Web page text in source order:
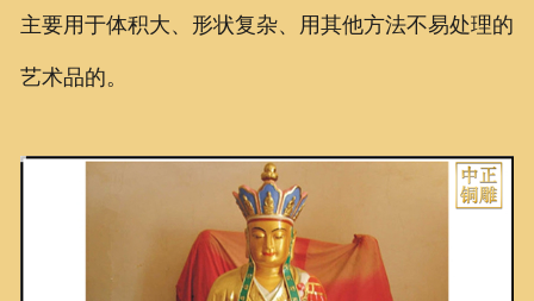
主要用于体积大、形状复杂、用其他方法不易处理的
艺术品的。